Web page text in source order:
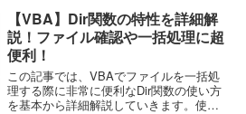
すので、あなたの好きなように目の模様
を改造することも可能...
【VBA】Dir関数の特性を詳細解
説！ファイル確認や一括処理に超
便利！
この記事では、VBAでファイルを一括処
理する際に非常に便利なDir関数の使い方
を基本から詳細解説していきます。使い